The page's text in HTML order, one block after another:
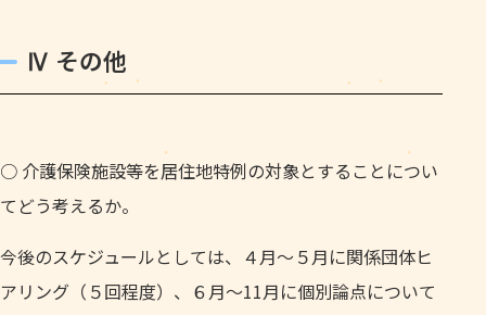
Ⅳ その他
○ 介護保険施設等を居住地特例の対象とすることについ
てどう考えるか。
今後のスケジュールとしては、４月～５月に関係団体ヒ
アリング（５回程度）、６月～11月に個別論点について